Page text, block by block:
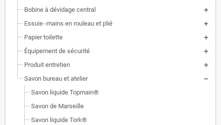
Bobine à dévidage central
Essuie -mains en rouleau et plié
Papier toilette
Équipement de sécurité
Produit entretien
Savon bureau et atelier
Savon liquide Topmain®
Savon de Marseille
Savon liquide Tork®